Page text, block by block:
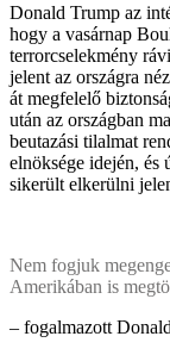
Donald Trump az
hogy a vasárnap
terrorcselekmény
jelent az országra
át megfelelő
után az országban
beutazási tilalmat
elnöksége idején, és
sikerült elkerülni
Nem fogjuk
Amerikában is
– fogalmazott